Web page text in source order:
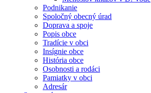
Podnikanie
Spoločný obecný úrad
Doprava a spoje
Popis obce
Tradície v obci
Insígnie obce
História obce
Osobnosti a rodáci
Pamiatky v obci
Adresár